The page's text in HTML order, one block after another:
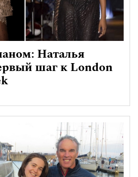
Наталья
шаг к London